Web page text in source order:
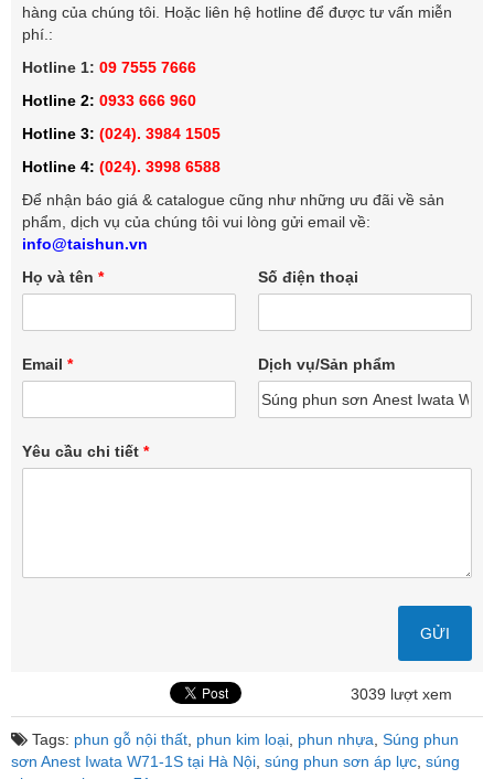
hàng của chúng tôi. Hoặc liên hệ hotline để được tư vấn miễn
phí.:
Hotline 1: 09 7555 7666
Hotline 2: 0933 666 960
Hotline 3: (024). 3984 1505
Hotline 4: (024). 3998 6588
Để nhận báo giá & catalogue cũng như những ưu đãi về sản
phẩm, dịch vụ của chúng tôi vui lòng gửi email về:
info@taishun.vn
Họ và tên * Số điện thoại
Email * Dịch vụ/Sản phẩm
Yêu cầu chi tiết *
3039 lượt xem
Tags: phun gỗ nội thất phun kim loại phun nhựa Súng phun
sơn Anest Iwata W71-1S tại Hà Nội súng phun sơn áp lực súng